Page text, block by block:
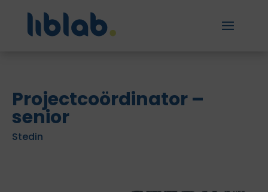
Projectcoördinator –
senior
Stedin